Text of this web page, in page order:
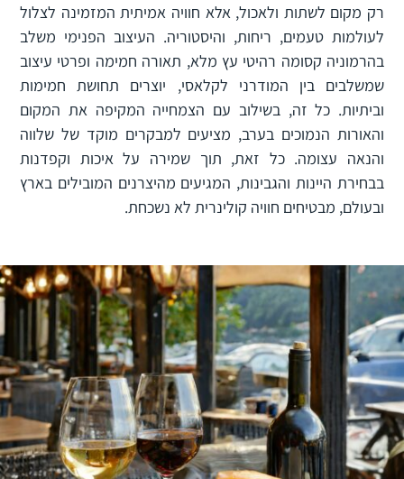
רק מקום לשתות ולאכול, אלא חוויה אמיתית המזמינה לצלול
לעולמות טעמים, ריחות, והיסטוריה. העיצוב הפנימי משלב
בהרמוניה קסומה רהיטי עץ מלא, תאורה חמימה ופרטי עיצוב
שמשלבים בין המודרני לקלאסי, יוצרים תחושת חמימות
וביתיות. כל זה, בשילוב עם הצמחייה המקיפה את המקום
והאורות הנמוכים בערב, מציעים למבקרים מוקד של שלווה
והנאה עצומה. כל זאת, תוך שמירה על איכות וקפדנות
בבחירת היינות והגבינות, המגיעים מהיצרנים המובילים בארץ
ובעולם, מבטיחים חוויה קולינרית לא נשכחת.